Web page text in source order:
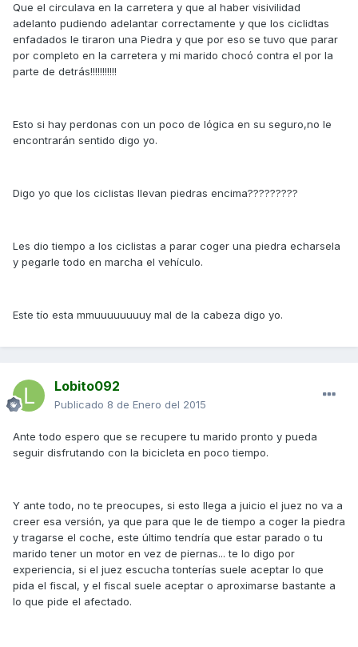
Que el circulava en la carretera y que al haber visivilidad
adelanto pudiendo adelantar correctamente y que los ciclidtas
enfadados le tiraron una Piedra y que por eso se tuvo que parar
por completo en la carretera y mi marido chocó contra el por la
parte de detrás!!!!!!!!!!!
Esto si hay perdonas con un poco de lógica en su seguro,no le
encontrarán sentido digo yo.
Digo yo que los ciclistas llevan piedras encima?????????
Les dio tiempo a los ciclistas a parar coger una piedra echarsela
y pegarle todo en marcha el vehículo.
Este tío esta mmuuuuuuuuy mal de la cabeza digo yo.
Lobito092
Publicado 8 de Enero del 2015
Ante todo espero que se recupere tu marido pronto y pueda
seguir disfrutando con la bicicleta en poco tiempo.
Y ante todo, no te preocupes, si esto llega a juicio el juez no va a
creer esa versión, ya que para que le de tiempo a coger la piedra
y tragarse el coche, este último tendría que estar parado o tu
marido tener un motor en vez de piernas... te lo digo por
experiencia, si el juez escucha tonterías suele aceptar lo que
pida el fiscal, y el fiscal suele aceptar o aproximarse bastante a
lo que pide el afectado.